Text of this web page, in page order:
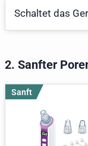
Schaltet das
2. Sanfter
Sanft